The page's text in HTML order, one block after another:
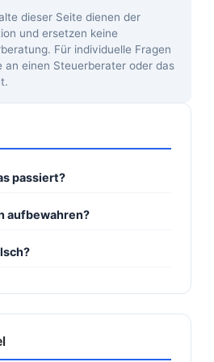
dieser Seite dienen der
und ersetzen keine
Für individuelle Fragen
an einen Steuerberater oder das
passiert?
aufbewahren?